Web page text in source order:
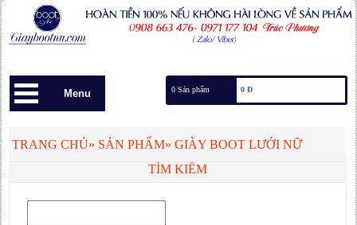
TÌM KIẾM
TRANG CHỦ» SẢN PHẨM»GIÀY BOOT LƯỚI NỮ
0 Sản phẩm 0 Đ
Menu